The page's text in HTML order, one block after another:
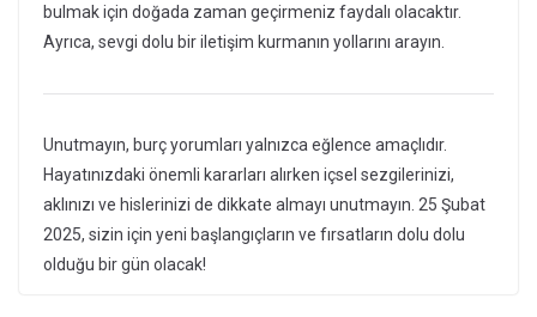
bulmak için doğada zaman geçirmeniz faydalı olacaktır.
Ayrıca, sevgi dolu bir iletişim kurmanın yollarını arayın.
Unutmayın, burç yorumları yalnızca eğlence amaçlıdır.
Hayatınızdaki önemli kararları alırken içsel sezgilerinizi,
aklınızı ve hislerinizi de dikkate almayı unutmayın. 25 Şubat
2025, sizin için yeni başlangıçların ve fırsatların dolu dolu
olduğu bir gün olacak!